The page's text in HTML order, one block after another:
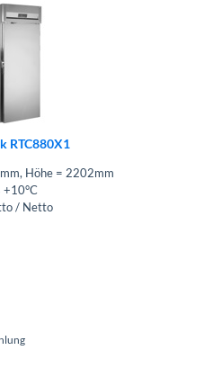
RTC880X1
Höhe = 2202mm
+10°C
/ Netto